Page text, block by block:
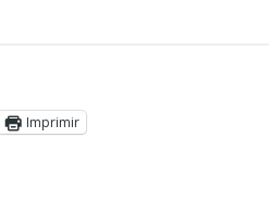
Imprimir